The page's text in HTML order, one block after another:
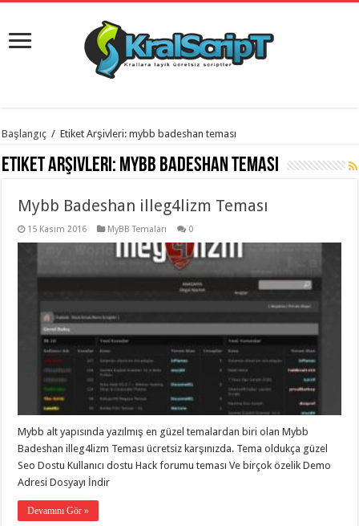
istanbul
evden
eve
organizasyon
gaziantep
evden
taşımacılık,
taşımacılık,
gaziantep
gaziantep
evden
taşımacılık,
gaziantep
taşımacılık,
Başlangıç / Etiket Arşivleri: mybb badeshan teması
Etiket Arşivleri: mybb badeshan teması
Mybb Badeshan illeg4lizm Teması
15 Kasım 2016 MyBB Temaları 0
Mybb alt yapısında yazılmış en güzel temalardan biri olan Mybb
Badeshan illeg4lizm Teması ücretsiz karşınızda. Tema oldukça güzel
Seo Dostu Kullanıcı dostu Hack forumu teması Ve birçok özelik Demo
Adresi Dosyayı İndir
Devamını Gör »